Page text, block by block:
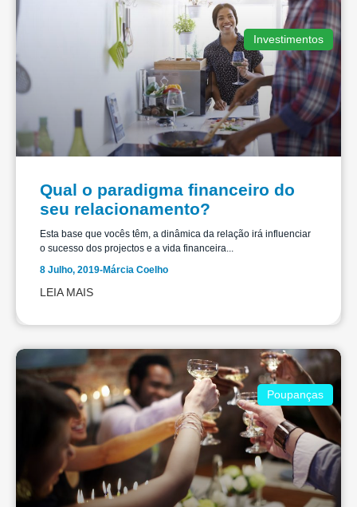
Investimentos
Qual o paradigma financeiro do
seu relacionamento?
Esta base que vocês têm, a dinâmica da relação irá influenciar
o sucesso dos projectos e a vida financeira...
8 Julho, 2019-Márcia Coelho
LEIA MAIS
Poupanças